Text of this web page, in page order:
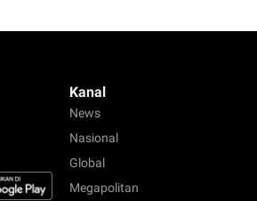
Kanal
News
Nasional
Global
Megapolitan